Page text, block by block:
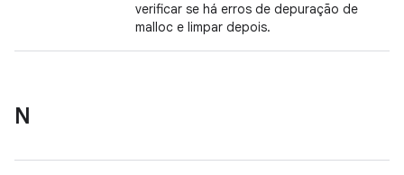
verificar se há erros de depuração de
malloc e limpar depois.
N